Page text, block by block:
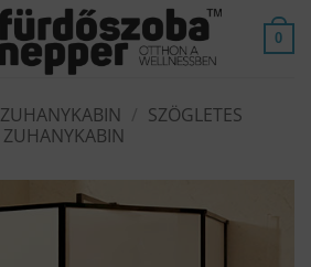
0
ZUHANYKABIN
SZÖGLETES
ZUHANYKABIN